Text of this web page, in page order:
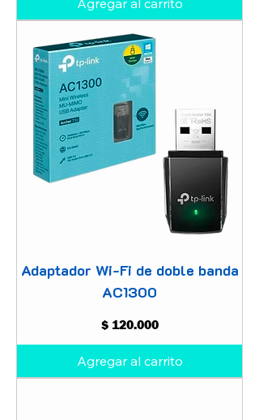
Agregar al carrito
Adaptador Wi-Fi de doble banda
AC1300
Precio
$ 120.000
Agregar al carrito